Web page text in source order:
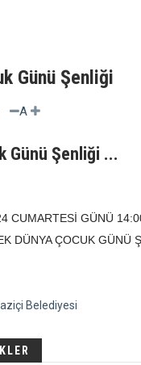
Günü Şenliği
A
Günü Şenliği ...
CUMARTESİ GÜNÜ
DÜNYA ÇOCUK GÜNÜ
Belediyesi